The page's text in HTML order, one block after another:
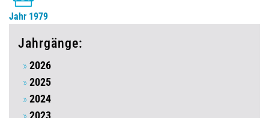
Jahr 1979
Jahrgänge:
2026
2025
2024